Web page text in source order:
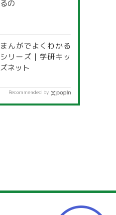
るの
まんがでよくわかる
シリーズ | 学研キッ
ズネット
Recommended by